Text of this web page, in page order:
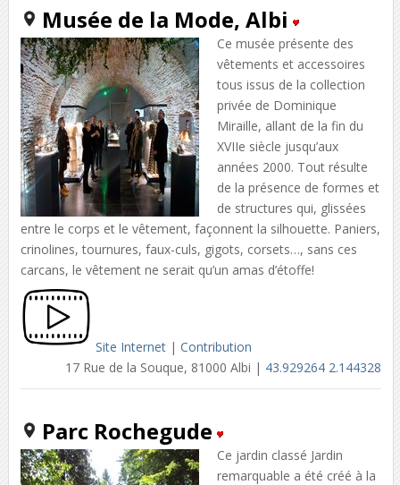
Musée de la Mode, Albi
Ce musée présente des
vêtements et accessoires
tous issus de la collection
privée de Dominique
Miraille, allant de la fin du
XVIIe siècle jusqu’aux
années 2000. Tout résulte
de la présence de formes et
de structures qui, glissées
entre le corps et le vêtement, façonnent la silhouette. Paniers,
crinolines, tournures, faux-culs, gigots, corsets…, sans ces
carcans, le vêtement ne serait qu’un amas d’étoffe!
Site Internet| Contribution
17 Rue de la Souque, 81000 Albi | 43.929264 2.144328
Parc Rochegude
Ce jardin classé Jardin
remarquable a été créé à la